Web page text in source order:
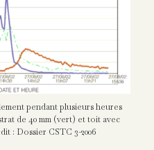
pendant plusieurs heures
de 40 mm (vert) et toit avec
: Dossier CSTC 3-2006